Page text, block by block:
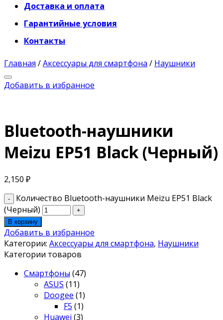
Доставка и оплата
Гарантийные условия
Контакты
Главная /Аксессуары для смартфона / Наушники
Добавить в избранное
Bluetooth-наушники
Meizu EP51 Black (Черный)
2,150 ₽
Количество Bluetooth-наушники Meizu EP51 Black
(Черный)
В корзину
Добавить в избранное
Категории: Аксессуары для смартфона, Наушники
Категории товаров
Смартфоны (47)
ASUS (11)
Doogee (1)
F5 (1)
Huawei (3)